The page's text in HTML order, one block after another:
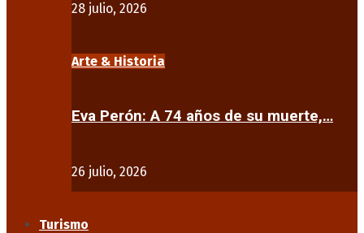
28 julio, 2026
Arte & Historia
Eva Perón: A 74 años de su muerte,…
26 julio, 2026
Turismo